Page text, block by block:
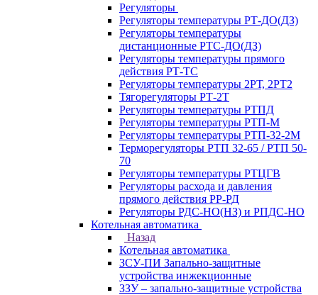
Регуляторы
Регуляторы температуры РТ-ДО(ДЗ)
Регуляторы температуры
дистанционные РТС-ДО(ДЗ)
Регуляторы температуры прямого
действия РТ-ТС
Регуляторы температуры 2РТ, 2РT2
Тягорегуляторы РТ-2Т
Регуляторы температуры РТПД
Регуляторы температуры РТП-M
Регуляторы температуры РТП-32-2М
Терморегуляторы РТП 32-65 / РТП 50-
70
Регуляторы температуры РТЦГВ
Регуляторы расхода и давления
прямого действия РР-РД
Регуляторы РДС-НО(НЗ) и РПДС-НО
Котельная автоматика
Назад
Котельная автоматика
ЗСУ-ПИ Запально-защитные
устройства инжекционные
ЗЗУ – запально-защитные устройства